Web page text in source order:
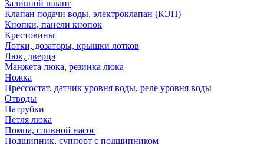
Заливной шланг
Клапан подачи воды, электроклапан (КЭН)
Кнопки, панели кнопок
Крестовины
Лотки, дозаторы, крышки лотков
Люк, дверца
Манжета люка, резинка люка
Ножка
Прессостат, датчик уровня воды, реле уровня воды
Отводы
Патрубки
Петля люка
Помпа, сливной насос
Подшипник, суппорт с подшипником